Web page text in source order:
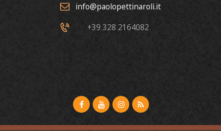
info@paolopettinaroli.it
+39 328 2164082